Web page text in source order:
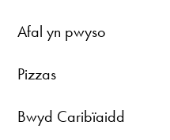
Afal yn pwyso
Pizzas
Bwyd Caribïaidd